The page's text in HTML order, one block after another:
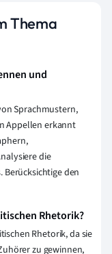
Thema
und
Sprachmustern,
Appellen erkannt
die
Berücksichtige den
Rhetorik?
Rhetorik, da sie
zu gewinnen,